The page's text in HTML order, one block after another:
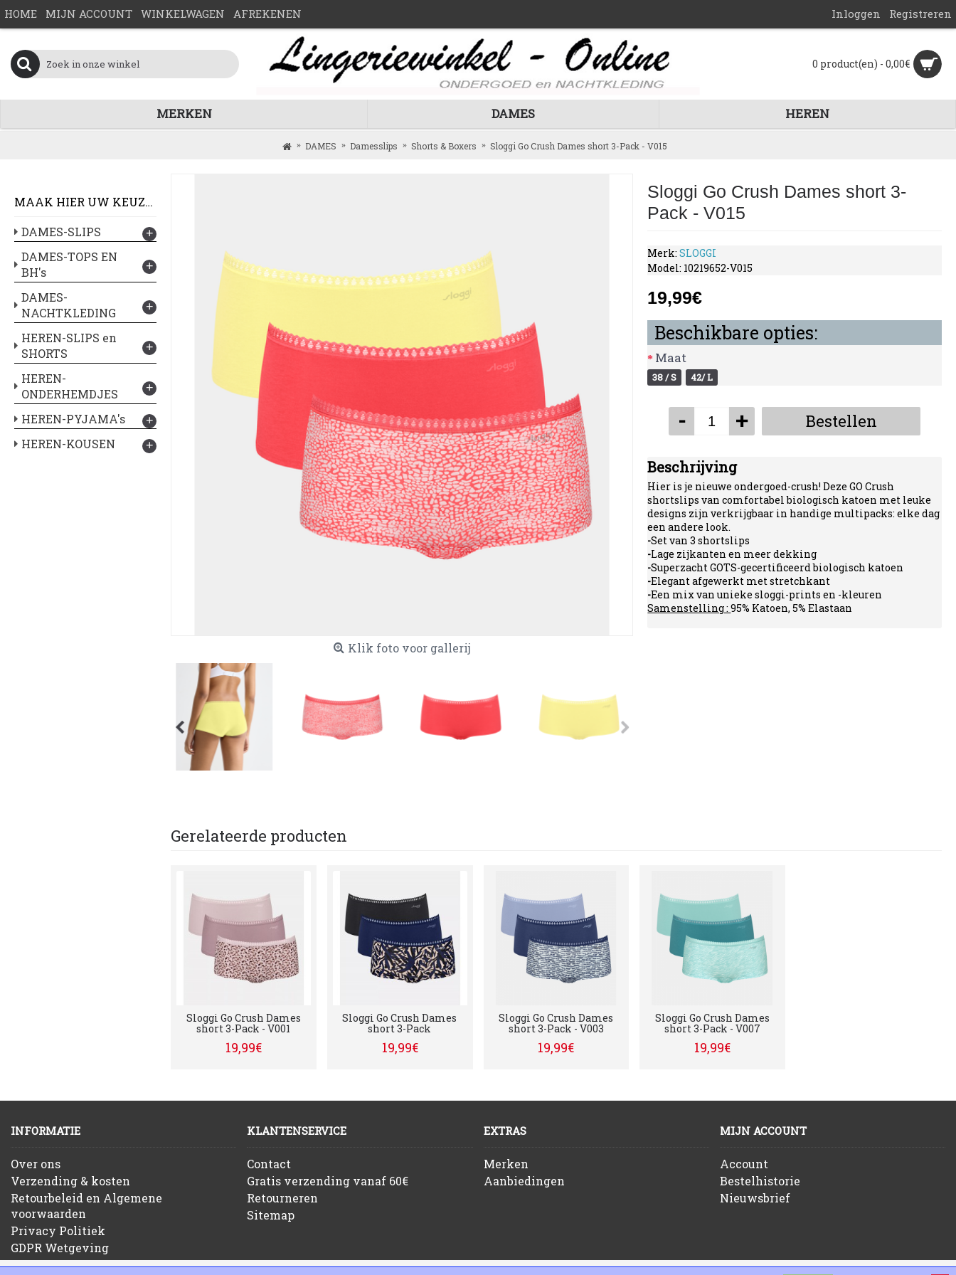
HOME MIJN ACCOUNT WINKELWAGEN AFREKENEN Inloggen Registreren
0 product(en) - 0,00€
MERKEN DAMES HEREN
DAMES Damesslips Shorts & Boxers Sloggi Go Crush Dames short 3-Pack - V015
MAAK HIER UW KEUZE :
DAMES-SLIPS
+
DAMES-TOPS EN
BH's
+
DAMES-
NACHTKLEDING
+
HEREN-SLIPS en
SHORTS
+
HEREN-
ONDERHEMDJES
+
HEREN-PYJAMA's +
HEREN-KOUSEN +
Klik foto voor gallerij
Sloggi Go Crush Dames short 3-
Pack - V015
Merk:SLOGGI
Model: 10219652-V015
19,99€
Beschikbare opties:
Maat
38 / S 42/ L
- + Bestellen
Beschrijving
Hier is je nieuwe ondergoed-crush! Deze GO Crush
shortslips van comfortabel biologisch katoen met leuke
designs zijn verkrijgbaar in handige multipacks: elke dag
een andere look.
-Set van 3 shortslips
-Lage zijkanten en meer dekking
-Superzacht GOTS-gecertificeerd biologisch katoen
-Elegant afgewerkt met stretchkant
-Een mix van unieke sloggi-prints en -kleuren
Samenstelling :95% Katoen, 5% Elastaan
Gerelateerde producten
Sloggi Go Crush Dames
short 3-Pack - V001
19,99€
Sloggi Go Crush Dames
short 3-Pack
19,99€
Sloggi Go Crush Dames
short 3-Pack - V003
19,99€
Sloggi Go Crush Dames
short 3-Pack - V007
19,99€
INFORMATIE
Over ons
Verzending & kosten
Retourbeleid en Algemene
voorwaarden
Privacy Politiek
GDPR Wetgeving
KLANTENSERVICE
Contact
Gratis verzending vanaf 60€
Retourneren
Sitemap
EXTRAS
Merken
Aanbiedingen
MIJN ACCOUNT
Account
Bestelhistorie
Nieuwsbrief